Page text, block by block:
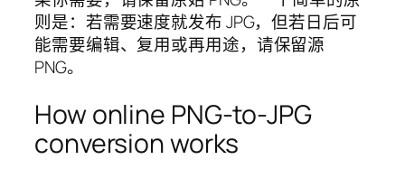
则是：若需要速度就发布 JPG，但若日后可
能需要编辑、复用或再用途，请保留源
PNG。
How online PNG-to-JPG
conversion works